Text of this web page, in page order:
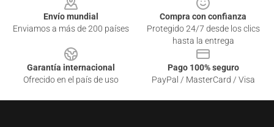
Envío mundial
Enviamos a más de 200 países
Compra con confianza
Protegido 24/7 desde los clics
hasta la entrega
Garantía internacional
Ofrecido en el país de uso
Pago 100% seguro
PayPal / MasterCard / Visa